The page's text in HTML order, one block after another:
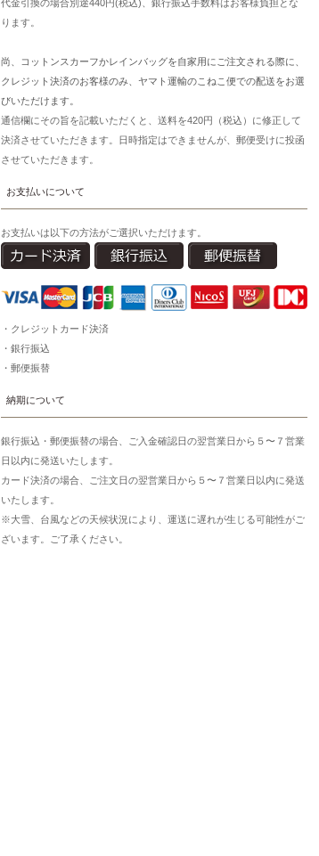
代金引換の場合別途440円(税込)、銀行振込手数料はお客様負担とな
ります。
尚、コットンスカーフかレインバッグを自家用にご注文される際に、
クレジット決済のお客様のみ、ヤマト運輸のこねこ便での配送をお選
びいただけます。
通信欄にその旨を記載いただくと、送料を420円（税込）に修正して
決済させていただきます。日時指定はできませんが、郵便受けに投函
させていただきます。
お支払いについて
お支払いは以下の方法がご選択いただけます。
・クレジットカード決済
・銀行振込
・郵便振替
納期について
銀行振込・郵便振替の場合、ご入金確認日の翌営業日から５〜７営業
日以内に発送いたします。
カード決済の場合、ご注文日の翌営業日から５〜７営業日以内に発送
いたします。
※大雪、台風などの天候状況により、運送に遅れが生じる可能性がご
ざいます。ご了承ください。